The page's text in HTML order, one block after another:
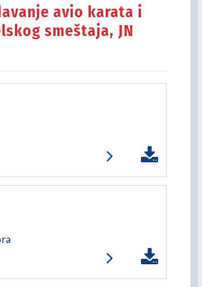
avio karata i
smeštaja, JN